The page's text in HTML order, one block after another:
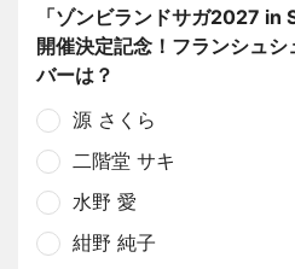
「ゾンビランドサガ2027 in
開催決定記念！フランシュ
バーは？
源 さくら
二階堂 サキ
水野 愛
紺野 純子